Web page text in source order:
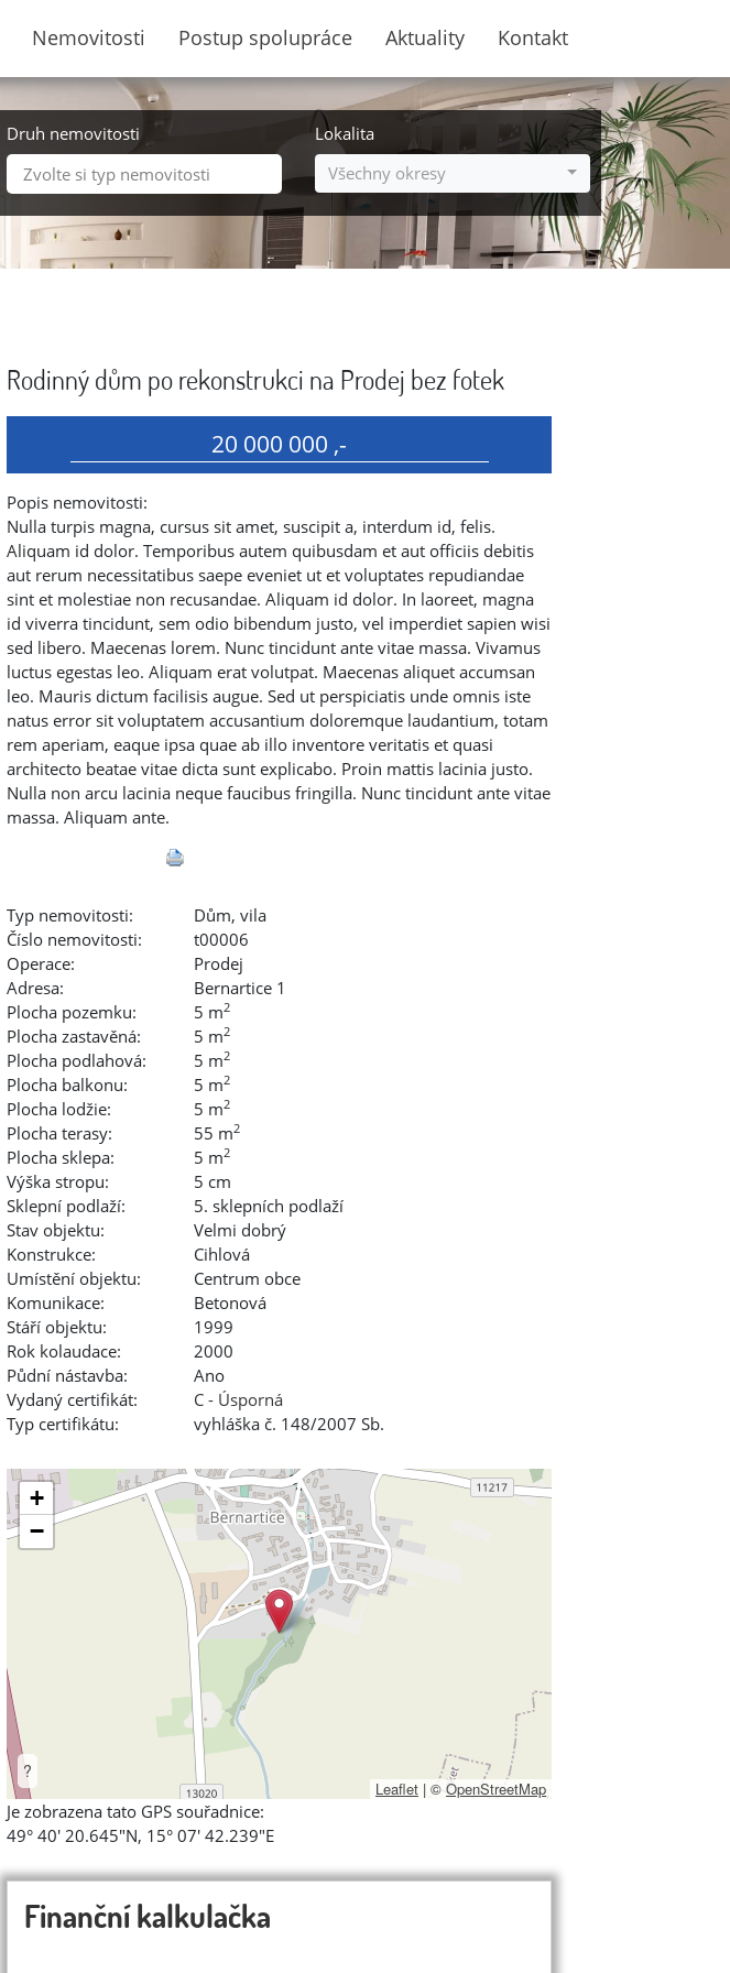
Nemovitosti Postup spolupráce Aktuality Kontakt
Druh nemovitosti
Zvolte si typ nemovitosti
Lokalita
Všechny okresy
Rodinný dům po rekonstrukci na Prodej bez fotek
20 000 000 ,-
Popis nemovitosti:
Nulla turpis magna, cursus sit amet, suscipit a, interdum id, felis.
Aliquam id dolor. Temporibus autem quibusdam et aut officiis debitis
aut rerum necessitatibus saepe eveniet ut et voluptates repudiandae
sint et molestiae non recusandae. Aliquam id dolor. In laoreet, magna
id viverra tincidunt, sem odio bibendum justo, vel imperdiet sapien wisi
sed libero. Maecenas lorem. Nunc tincidunt ante vitae massa. Vivamus
luctus egestas leo. Aliquam erat volutpat. Maecenas aliquet accumsan
leo. Mauris dictum facilisis augue. Sed ut perspiciatis unde omnis iste
natus error sit voluptatem accusantium doloremque laudantium, totam
rem aperiam, eaque ipsa quae ab illo inventore veritatis et quasi
architecto beatae vitae dicta sunt explicabo. Proin mattis lacinia justo.
Nulla non arcu lacinia neque faucibus fringilla. Nunc tincidunt ante vitae
massa. Aliquam ante.
Typ nemovitosti:
Dům, vila
Číslo nemovitosti:
t00006
Operace:
Prodej
Adresa:
Bernartice 1
Plocha pozemku:
5 m2
Plocha zastavěná: 5 m2
Plocha podlahová: 5 m2
Plocha balkonu: 5 m2
Plocha lodžie: 5 m2
Plocha terasy: 55 m2
Plocha sklepa: 5 m2
Výška stropu:
5 cm
Sklepní podlaží:
5. sklepních podlaží
Stav objektu:
Velmi dobrý
Konstrukce:
Cihlová
Umístění objektu:
Centrum obce
Komunikace:
Betonová
Stáří objektu:
1999
Rok kolaudace:
2000
Půdní nástavba:
Ano
Vydaný certifikát:
C - Úsporná
Typ certifikátu:
vyhláška č. 148/2007 Sb.
+
−
?
Leaflet | ©OpenStreetMap
Je zobrazena tato GPS souřadnice:
49° 40' 20.645"N, 15° 07' 42.239"E
Finanční kalkulačka